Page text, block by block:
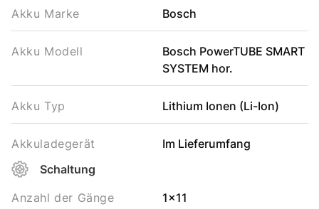
Akku Marke Bosch
Akku Modell
Bosch PowerTUBE SMART
SYSTEM hor.
Akku Typ Lithium Ionen (Li-Ion)
Akkuladegerät
Im Lieferumfang
Schaltung
Anzahl der Gänge
1x11